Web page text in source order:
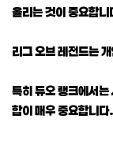
올리는 것이 중요합니
리그 오브 레전드는
특히 듀오 랭크에서
합이 매우 중요합니다.